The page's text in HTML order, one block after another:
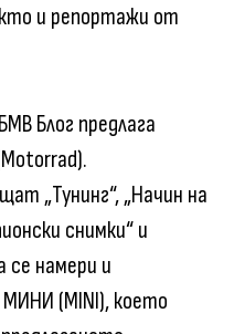
и репортажи от
Блог предлага
„Тунинг“, „Начин на
снимки“ и
се намери и
(MINI), което